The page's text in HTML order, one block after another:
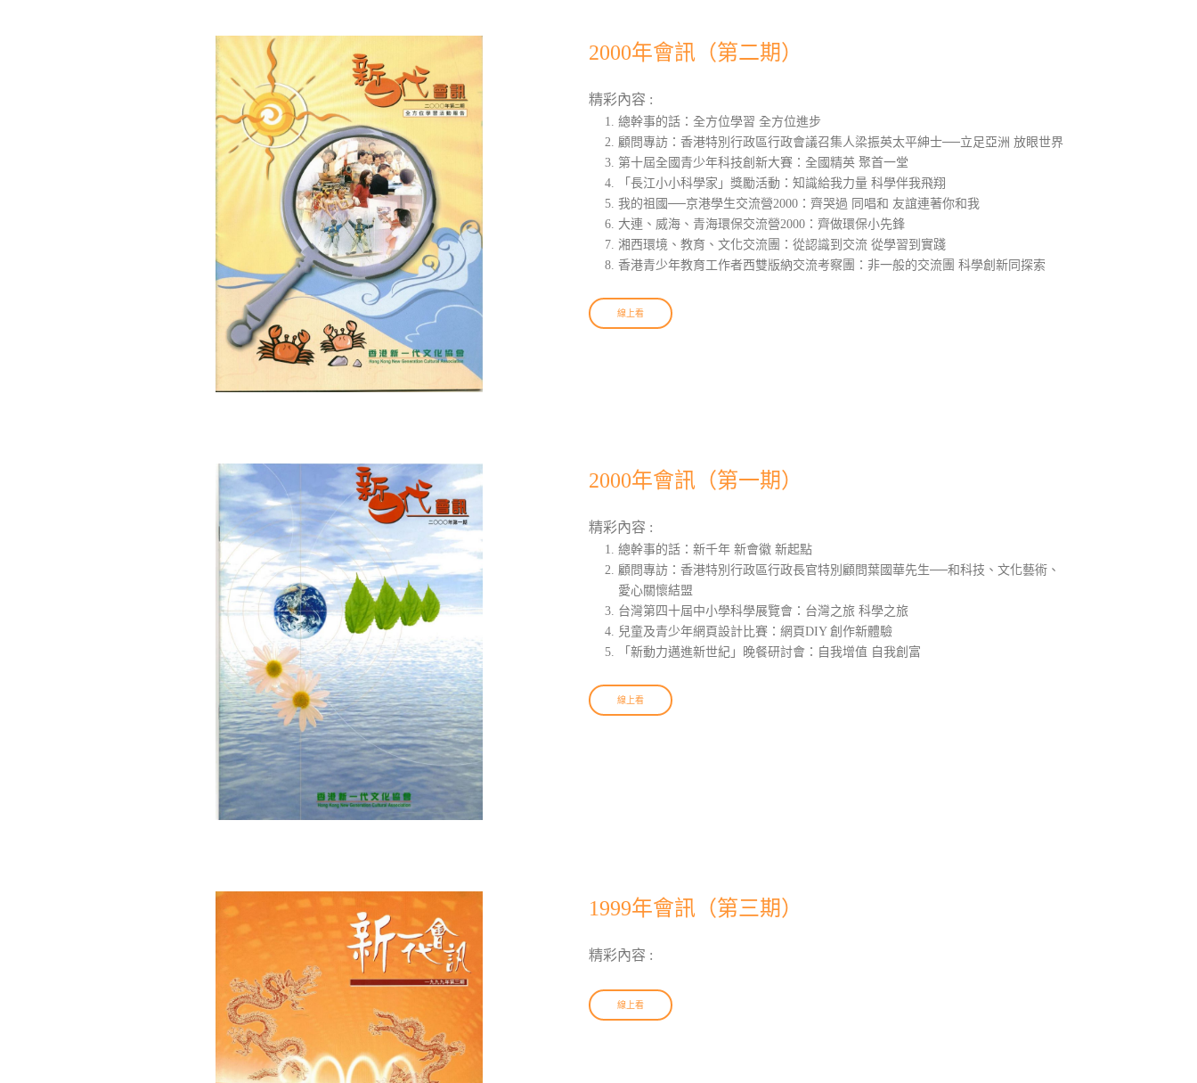
2000年會訊（第二期）
精彩內容 :
總幹事的話：全方位學習 全方位進步
顧問專訪：香港特別行政區行政會議召集人梁振英太平紳士──立足亞洲 放眼世界
第十屆全國青少年科技創新大賽：全國精英 聚首一堂
「長江小小科學家」獎勵活動：知識給我力量 科學伴我飛翔
我的祖國──京港學生交流營2000：齊哭過 同唱和 友誼連著你和我
大連、威海、青海環保交流營2000：齊做環保小先鋒
湘西環境、教育、文化交流團：從認識到交流 從學習到實踐
香港青少年教育工作者西雙版納交流考察團：非一般的交流團 科學創新同探索
線上看
2000年會訊（第一期）
精彩內容 :
總幹事的話：新千年 新會徽 新起點
顧問專訪：香港特別行政區行政長官特別顧問葉國華先生──和科技、文化藝術、
愛心關懷結盟
台灣第四十屆中小學科學展覽會：台灣之旅 科學之旅
兒童及青少年網頁設計比賽：網頁DIY 創作新體驗
「新動力邁進新世紀」晚餐研討會：自我增值 自我創富
線上看
1999年會訊（第三期）
精彩內容 :
線上看